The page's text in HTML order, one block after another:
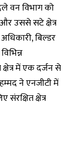
वन विभाग को
उससे सटे क्षेत्र
बिल्डर
में एक दर्जन से
ने एनजीटी में
संरक्षित क्षेत्र